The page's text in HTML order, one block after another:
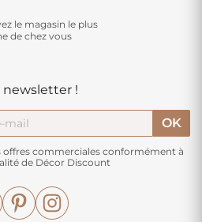
le magasin le plus
de chez vous
newsletter !
offres commerciales conformément à
de Décor Discount
YouTubePinterest